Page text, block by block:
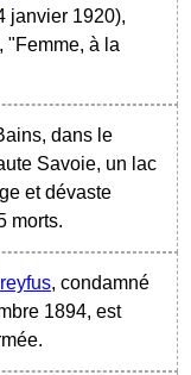
janvier 1920),
"Femme, à la
dans le
Savoie, un lac
et dévaste
morts.
, condamné
1894, est